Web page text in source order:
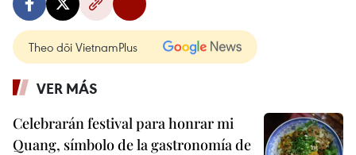
Theo dõi VietnamPlus
VER MÁS
Celebrarán festival para honrar mi
Quang, símbolo de la gastronomía de